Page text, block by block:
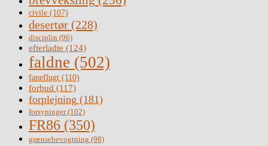
civile (107)
desertør (228)
disciplin (96)
efterladte (124)
faldne (502)
faneflugt (110)
forbud (117)
forplejning (181)
forsyninger(102)
FR86 (350)
grænsebevogtning (98)